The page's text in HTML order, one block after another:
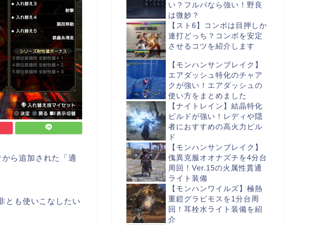
ら追加された「適
とも使いこなしたい
い？フルパなら強い！野良
は微妙？
【スト6】コンボは目押しか
連打どっち？コンボを安定
させるコツを紹介します
【モンハンサンブレイク】
エアダッシュ特化のチャア
クが強い！エアダッシュの
使い方をまとめました
【ナイトレイン】結晶特化
ビルドが強い！レディや隠
者におすすめの高火力ビル
ド
【モンハンサンブレイク】
傀異克服オオナズチを4分台
周回！Ver.15の火属性貫通
ライト装備
【モンハンワイルズ】極熱
重鎧グラビモスを1分台周
回！耳栓水ライト装備を紹
介